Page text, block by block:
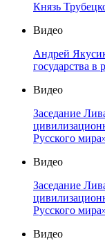
Князь
Видео
Андрей
государства
Видео
Заседание
Русского
Видео
Заседание
Русского
Видео